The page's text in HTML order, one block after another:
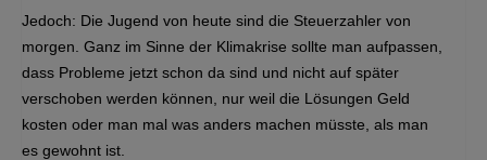
Jedoch: Die Jugend von heute sind die Steuerzahler von
morgen. Ganz im Sinne der Klimakrise sollte man aufpassen,
dass Probleme jetzt schon da sind und nicht auf später
verschoben werden können, nur weil die Lösungen Geld
kosten oder man mal was anders machen müsste, als man
es gewohnt ist.